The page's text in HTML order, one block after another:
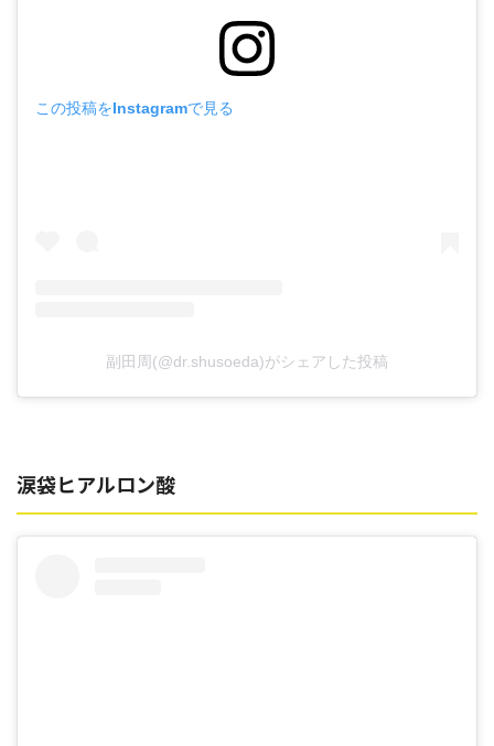
この投稿をInstagramで見る
副田周(@dr.shusoeda)がシェアした投稿
涙袋ヒアルロン酸